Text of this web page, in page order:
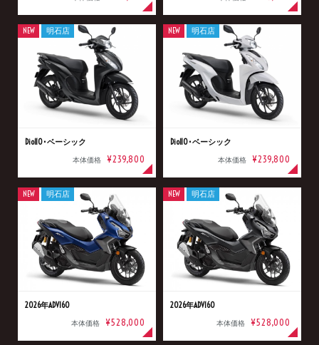
Dio110･ベーシック
本体価格 ¥239,800
NEW 明石店
Dio110･ベーシック
本体価格 ¥239,800
NEW 明石店
2026年ADV160
本体価格 ¥528,000
NEW 明石店
2026年ADV160
本体価格 ¥528,000
NEW 明石店